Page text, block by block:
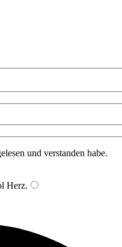
und verstanden habe.
Herz.